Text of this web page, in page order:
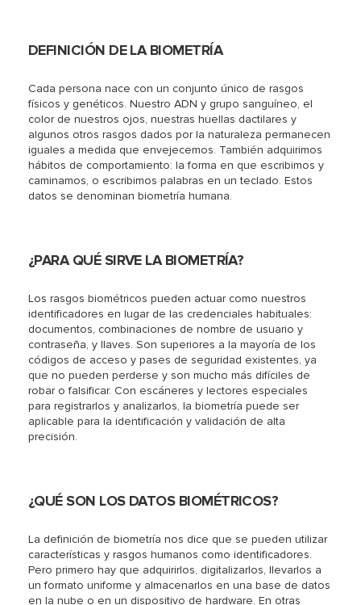
DEFINICIÓN DE LA BIOMETRÍA
Cada persona nace con un conjunto único de rasgos
físicos y genéticos. Nuestro ADN y grupo sanguíneo, el
color de nuestros ojos, nuestras huellas dactilares y
algunos otros rasgos dados por la naturaleza permanecen
iguales a medida que envejecemos. También adquirimos
hábitos de comportamiento: la forma en que escribimos y
caminamos, o escribimos palabras en un teclado. Estos
datos se denominan biometría humana.
¿PARA QUÉ SIRVE LA BIOMETRÍA?
Los rasgos biométricos pueden actuar como nuestros
identificadores en lugar de las credenciales habituales:
documentos, combinaciones de nombre de usuario y
contraseña, y llaves. Son superiores a la mayoría de los
códigos de acceso y pases de seguridad existentes, ya
que no pueden perderse y son mucho más difíciles de
robar o falsificar. Con escáneres y lectores especiales
para registrarlos y analizarlos, la biometría puede ser
aplicable para la identificación y validación de alta
precisión.
¿QUÉ SON LOS DATOS BIOMÉTRICOS?
La definición de biometría nos dice que se pueden utilizar
características y rasgos humanos como identificadores.
Pero primero hay que adquirirlos, digitalizarlos, llevarlos a
un formato uniforme y almacenarlos en una base de datos
en la nube o en un dispositivo de hardware. En otras